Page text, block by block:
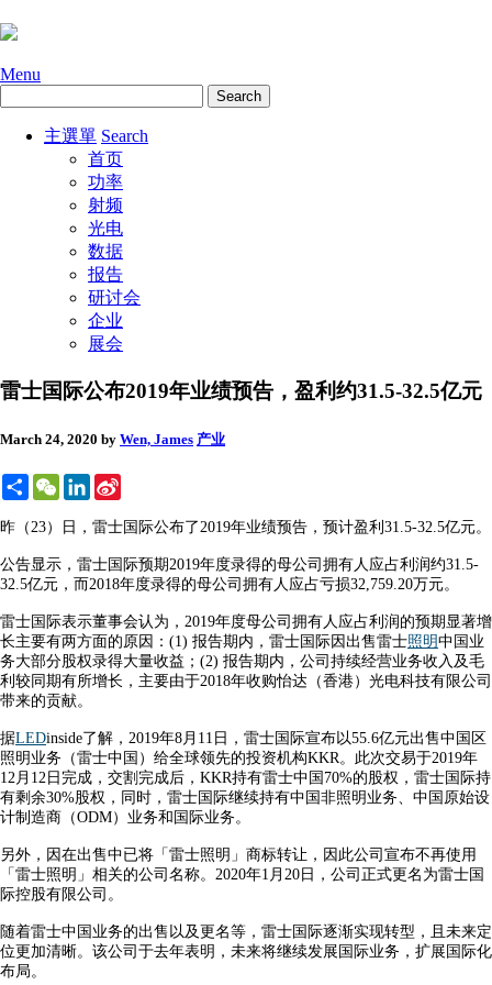
Menu
主選單 Search
首页
功率
射频
光电
数据
报告
研讨会
企业
展会
雷士国际公布2019年业绩预告，盈利约31.5-32.5亿元
March 24, 2020 by Wen, James 产业
ShareWeChatLinkedIn
昨（23）日，雷士国际公布了2019年业绩预告，预计盈利31.5-32.5亿元。
公告显示，雷士国际预期2019年度录得的母公司拥有人应占利润约31.5-
32.5亿元，而2018年度录得的母公司拥有人应占亏损32,759.20万元。
雷士国际表示董事会认为，2019年度母公司拥有人应占利润的预期显著增
长主要有两方面的原因：(1) 报告期内，雷士国际因出售雷士照明中国业
务大部分股权录得大量收益；(2) 报告期内，公司持续经营业务收入及毛
利较同期有所增长，主要由于2018年收购怡达（香港）光电科技有限公司
带来的贡献。
据LEDinside了解，2019年8月11日，雷士国际宣布以55.6亿元出售中国区
照明业务（雷士中国）给全球领先的投资机构KKR。此次交易于2019年
12月12日完成，交割完成后，KKR持有雷士中国70%的股权，雷士国际持
有剩余30%股权，同时，雷士国际继续持有中国非照明业务、中国原始设
计制造商（ODM）业务和国际业务。
另外，因在出售中已将「雷士照明」商标转让，因此公司宣布不再使用
「雷士照明」相关的公司名称。2020年1月20日，公司正式更名为雷士国
际控股有限公司。
随着雷士中国业务的出售以及更名等，雷士国际逐渐实现转型，且未来定
位更加清晰。该公司于去年表明，未来将继续发展国际业务，扩展国际化
布局。